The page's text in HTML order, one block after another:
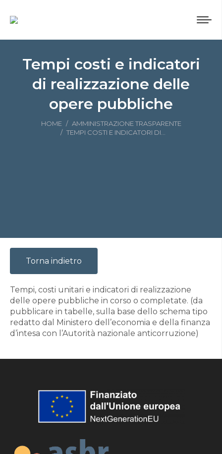
Tempi costi e indicatori
di realizzazione delle
opere pubbliche
Tu sei qui:
HOME
AMMINISTRAZIONE TRASPARENTE
TEMPI COSTI E INDICATORI DI…
Torna indietro
Tempi, costi unitari e indicatori di realizzazione
delle opere pubbliche in corso o completate. (da
pubblicare in tabelle, sulla base dello schema tipo
redatto dal Ministero dell’economia e della finanza
d’intesa con l’Autorità nazionale anticorruzione)